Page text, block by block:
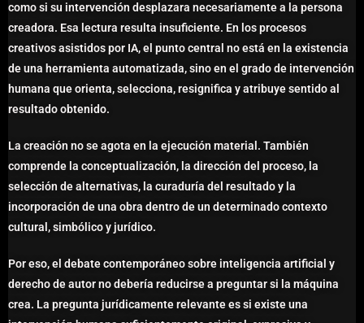
como si su intervención desplazara necesariamente a la persona
creadora. Esa lectura resulta insuficiente. En los procesos
creativos asistidos por IA, el punto central no está en la existencia
de una herramienta automatizada, sino en el grado de intervención
humana que orienta, selecciona, resignifica y atribuye sentido al
resultado obtenido.
La creación no se agota en la ejecución material. También
comprende la conceptualización, la dirección del proceso, la
selección de alternativas, la curaduría del resultado y la
incorporación de una obra dentro de un determinado contexto
cultural, simbólico y jurídico.
Por eso, el debate contemporáneo sobre inteligencia artificial y
derecho de autor no debería reducirse a preguntar si la máquina
crea. La pregunta jurídicamente relevante es si existe una